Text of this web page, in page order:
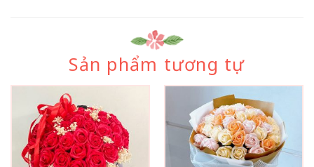
Sản phẩm tương tự